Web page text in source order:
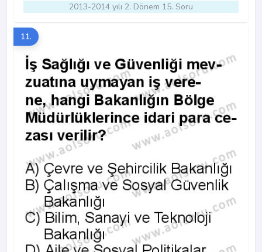
2013-2014 yılı 2. Dönem 15. Soru
11.